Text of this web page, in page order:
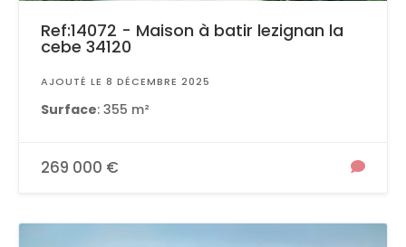
Ref:14072 - Maison à batir lezignan la
cebe 34120
AJOUTÉ LE 8 DÉCEMBRE 2025
Surface: 355 m²
269 000 €